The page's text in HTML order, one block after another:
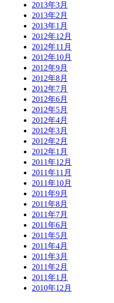
2013年3月
2013年2月
2013年1月
2012年12月
2012年11月
2012年10月
2012年9月
2012年8月
2012年7月
2012年6月
2012年5月
2012年4月
2012年3月
2012年2月
2012年1月
2011年12月
2011年11月
2011年10月
2011年9月
2011年8月
2011年7月
2011年6月
2011年5月
2011年4月
2011年3月
2011年2月
2011年1月
2010年12月